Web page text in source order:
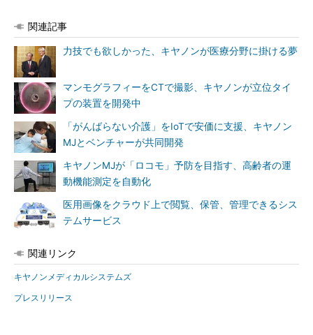
関連記事
力技でも欲しかった、キヤノンが医療分野に掛ける夢
マンモグラフィーをCTで撮影、キヤノンが立位タイ
プの装置を開発中
「がんばらない介護」をIoTで安価に支援、キヤノン
MJとベンチャーが共同開発
キヤノンMJが「ロコモ」予防を目指す、高齢者の運
動機能測定を自動化
医用画像をクラウド上で閲覧、保管、管理できるシス
テムサービス
関連リンク
キヤノンメディカルシステムズ
プレスリリース